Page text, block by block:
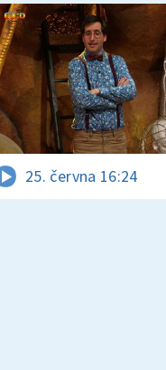
25. června 16:24